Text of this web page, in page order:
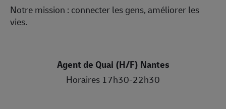
Notre mission : connecter les gens, améliorer les
vies.
Agent de Quai (H/F) Nantes
Horaires 17h30-22h30